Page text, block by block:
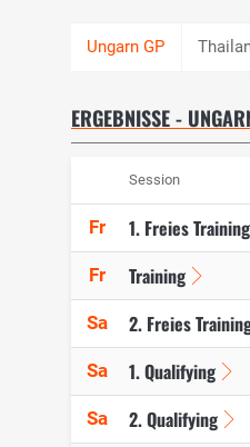
ERGEBNISSE -
Session
Fr 1. Freies Training
Fr Training
Sa 2. Freies
Sa 1. Qualifying
Sa 2. Qualifying